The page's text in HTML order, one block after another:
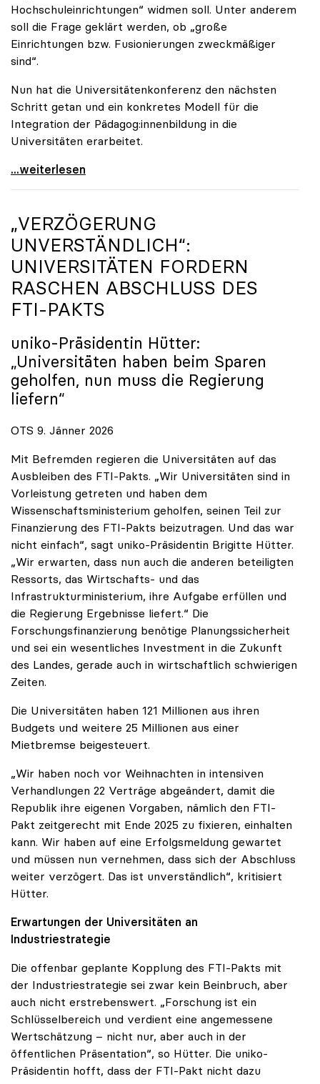
Hochschuleinrichtungen“ widmen soll. Unter anderem
soll die Frage geklärt werden, ob „große
Einrichtungen bzw. Fusionierungen zweckmäßiger
sind“.
Nun hat die Universitätenkonferenz den nächsten
Schritt getan und ein konkretes Modell für die
Integration der Pädagog:innenbildung in die
Universitäten erarbeitet.
Schools of Education an den Universitäten: Für
...weiterlesen
„VERZÖGERUNG
UNVERSTÄNDLICH“:
UNIVERSITÄTEN FORDERN
RASCHEN ABSCHLUSS DES
FTI-PAKTS
uniko-Präsidentin Hütter:
„Universitäten haben beim Sparen
geholfen, nun muss die Regierung
liefern“
OTS 9. Jänner 2026
Mit Befremden regieren die Universitäten auf das
Ausbleiben des FTI-Pakts. „Wir Universitäten sind in
Vorleistung getreten und haben dem
Wissenschaftsministerium geholfen, seinen Teil zur
Finanzierung des FTI-Pakts beizutragen. Und das war
nicht einfach“, sagt uniko-Präsidentin Brigitte Hütter.
„Wir erwarten, dass nun auch die anderen beteiligten
Ressorts, das Wirtschafts- und das
Infrastrukturministerium, ihre Aufgabe erfüllen und
die Regierung Ergebnisse liefert.“ Die
Forschungsfinanzierung benötige Planungssicherheit
und sei ein wesentliches Investment in die Zukunft
des Landes, gerade auch in wirtschaftlich schwierigen
Zeiten.
Die Universitäten haben 121 Millionen aus ihren
Budgets und weitere 25 Millionen aus einer
Mietbremse beigesteuert.
„Wir haben noch vor Weihnachten in intensiven
Verhandlungen 22 Verträge abgeändert, damit die
Republik ihre eigenen Vorgaben, nämlich den FTI-
Pakt zeitgerecht mit Ende 2025 zu fixieren, einhalten
kann. Wir haben auf eine Erfolgsmeldung gewartet
und müssen nun vernehmen, dass sich der Abschluss
weiter verzögert. Das ist unverständlich“, kritisiert
Hütter.
Erwartungen der Universitäten an
Industriestrategie
Die offenbar geplante Kopplung des FTI-Pakts mit
der Industriestrategie sei zwar kein Beinbruch, aber
auch nicht erstrebenswert. „Forschung ist ein
Schlüsselbereich und verdient eine angemessene
Wertschätzung – nicht nur, aber auch in der
öffentlichen Präsentation“, so Hütter. Die uniko-
Präsidentin hofft, dass der FTI-Pakt nicht dazu